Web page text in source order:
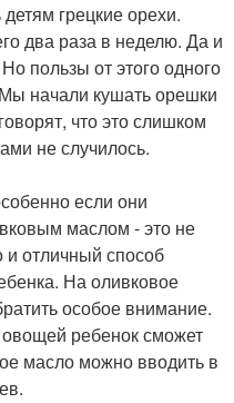
грецкие орехи.
два раза в неделю. Да и
пользы от этого одного
начали кушать орешки
что это слишком
не случилось.
если они
маслом - это не
и отличный способ
На оливковое
особое внимание.
ребенок сможет
масло можно вводить в